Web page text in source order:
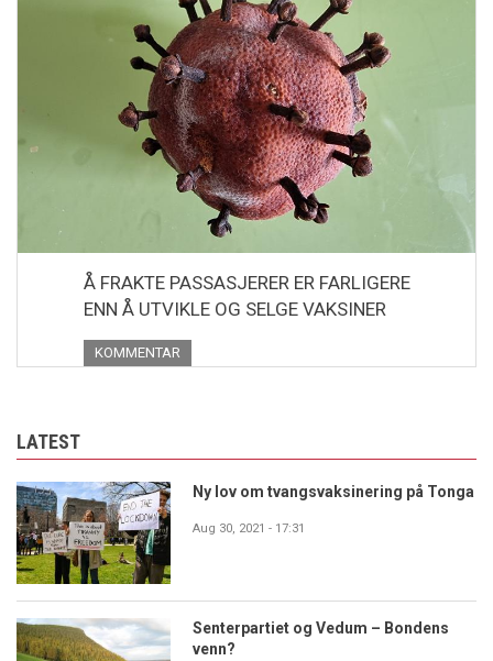
Å FRAKTE PASSASJERER ER FARLIGERE
ENN Å UTVIKLE OG SELGE VAKSINER
KOMMENTAR
LATEST
Ny lov om tvangsvaksinering på Tonga
Aug 30, 2021 - 17:31
Senterpartiet og Vedum – Bondens
venn?